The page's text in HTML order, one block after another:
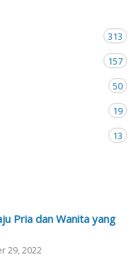
313
157
50
19
13
Pria dan Wanita yang
29, 2022